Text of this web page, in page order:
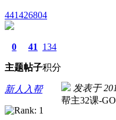
441426804
0
主题
41
帖子
134
积分
新人入帮 发表于
帮主32课-